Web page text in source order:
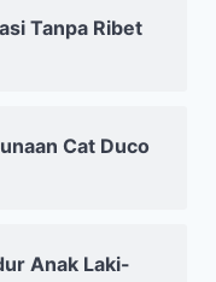
Tanpa Ribet
Cat Duco
Anak Laki-